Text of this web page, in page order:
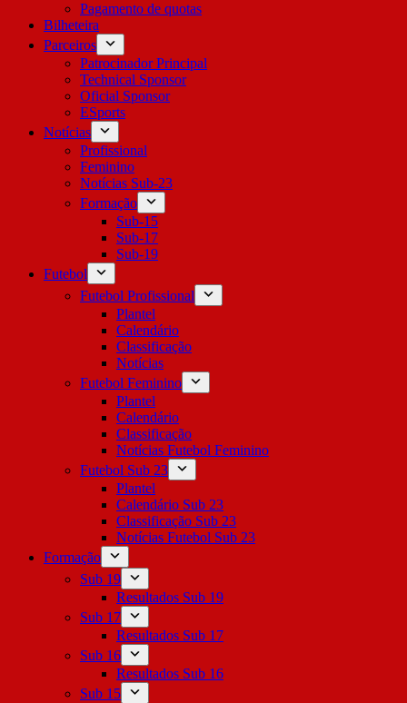
Pagamento de quotas
Bilheteira
Parceiros
Patrocinador Principal
Technical Sponsor
Oficial Sponsor
ESports
Notícias
Profissional
Feminino
Notícias Sub-23
Formação
Sub-15
Sub-17
Sub-19
Futebol
Futebol Profissional
Plantel
Calendário
Classificação
Notícias
Futebol Feminino
Plantel
Calendário
Classificação
Notícias Futebol Feminino
Futebol Sub 23
Plantel
Calendário Sub 23
Classificação Sub 23
Notícias Futebol Sub 23
Formação
Sub 19
Resultados Sub 19
Sub 17
Resultados Sub 17
Sub 16
Resultados Sub 16
Sub 15